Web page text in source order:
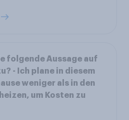
folgende Aussage auf
- Ich plane in diesem
weniger als in den
um Kosten zu